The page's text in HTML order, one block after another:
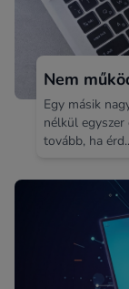
Nem
Egy másik
nélkül
tovább, ha